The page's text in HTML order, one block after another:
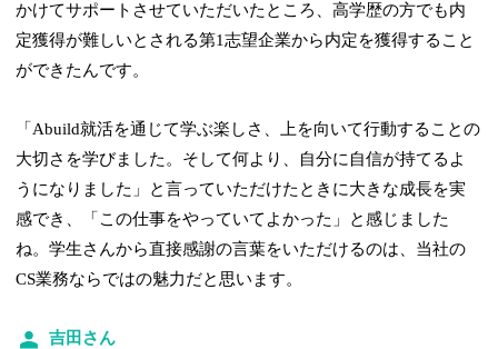
かけてサポートさせていただいたところ、高学歴の方でも内
定獲得が難しいとされる第1志望企業から内定を獲得すること
ができたんです。
「Abuild就活を通じて学ぶ楽しさ、上を向いて行動することの
大切さを学びました。そして何より、自分に自信が持てるよ
うになりました」と言っていただけたときに大きな成長を実
感でき、「この仕事をやっていてよかった」と感じました
ね。学生さんから直接感謝の言葉をいただけるのは、当社の
CS業務ならではの魅力だと思います。
吉田さん